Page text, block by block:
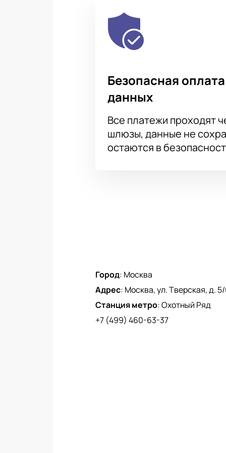
Безопасная
данных
Все платежи проходят
шлюзы, данные не
остаются в
Город: Москва
Адрес: Москва, ул. Тверская, д.
Станция метро:Охотный Ряд
+7 (499) 460-63-37